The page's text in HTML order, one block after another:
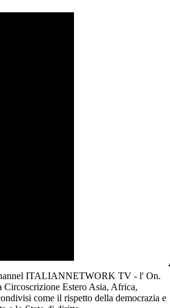
ITALIANNETWORK TV - l' On.
Estero Asia, Africa,
come il rispetto della democrazia e